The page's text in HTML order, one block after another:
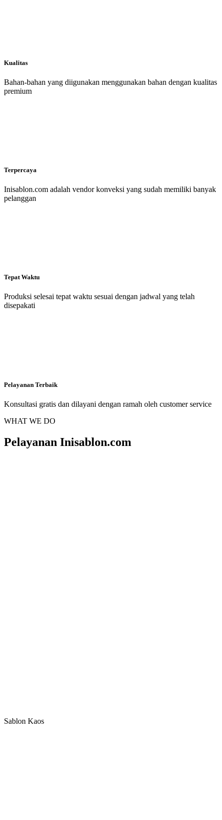
Kualitas
Bahan-bahan yang diigunakan menggunakan bahan dengan kualitas
premium
Terpercaya
Inisablon.com adalah vendor konveksi yang sudah memiliki banyak
pelanggan
Tepat Waktu
Produksi selesai tepat waktu sesuai dengan jadwal yang telah
disepakati
Pelayanan Terbaik
Konsultasi gratis dan dilayani dengan ramah oleh customer service
WHAT WE DO
Pelayanan Inisablon.com
Sablon Kaos